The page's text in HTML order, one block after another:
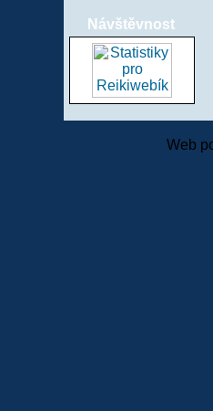
Návštěvnost
Web